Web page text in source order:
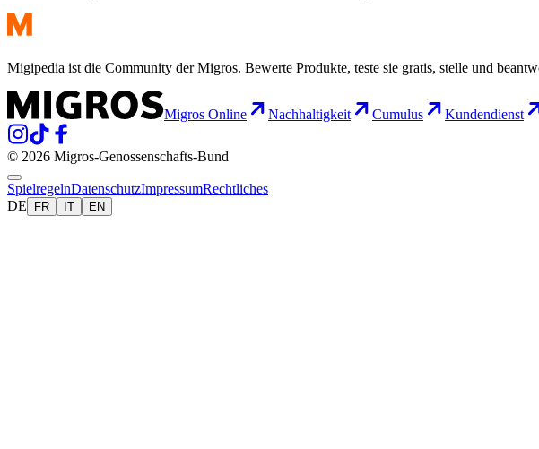
Migipedia ist die Community der Migros. Bewerte Produkte, teste sie gratis, stelle und
Migros Online Nachhaltigkeit Cumulus Kundendienst
© 2026 Migros-Genossenschafts-Bund
SpielregelnDatenschutzImpressumRechtliches
DE
FR IT EN